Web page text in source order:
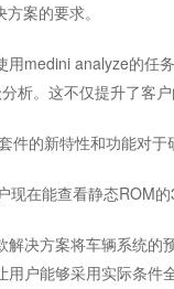
案的要求。
用medini analyze的任
析。这不仅提升了客
件的新特性和功能对
现在能查看静态ROM
解决方案将车辆系统的
户能够采用实际条